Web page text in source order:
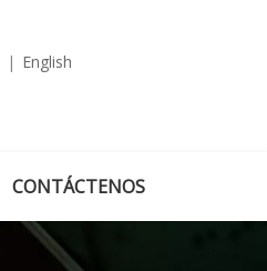
| English
CONTÁCTENOS